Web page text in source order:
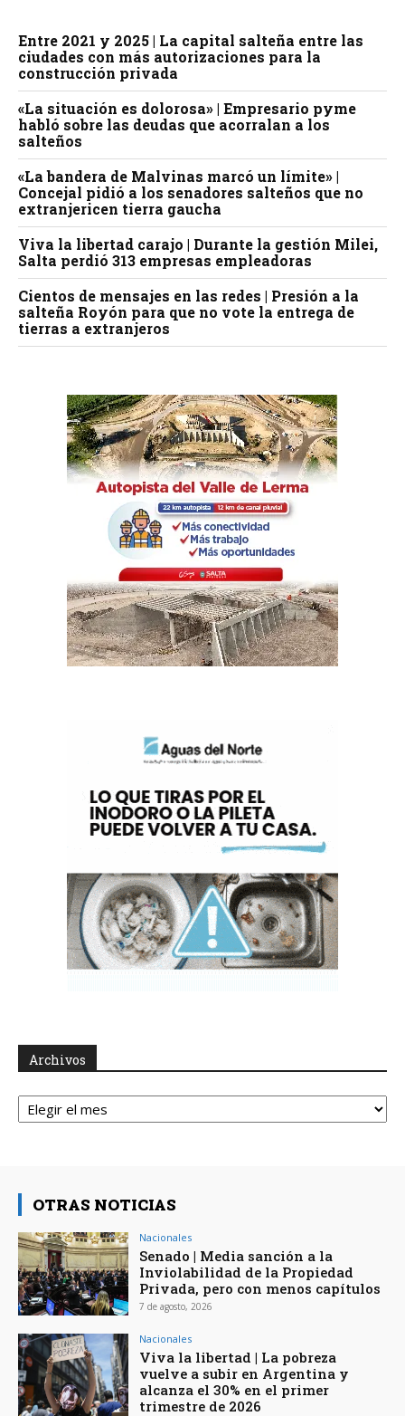
Entre 2021 y 2025 | La capital salteña entre las
ciudades con más autorizaciones para la
construcción privada
«La situación es dolorosa» | Empresario pyme
habló sobre las deudas que acorralan a los
salteños
«La bandera de Malvinas marcó un límite» |
Concejal pidió a los senadores salteños que no
extranjericen tierra gaucha
Viva la libertad carajo | Durante la gestión Milei,
Salta perdió 313 empresas empleadoras
Cientos de mensajes en las redes | Presión a la
salteña Royón para que no vote la entrega de
tierras a extranjeros
Archivos
Archivos
OTRAS NOTICIAS
Nacionales
Senado | Media sanción a la
Inviolabilidad de la Propiedad
Privada, pero con menos capítulos
7 de agosto, 2026
Nacionales
Viva la libertad | La pobreza
vuelve a subir en Argentina y
alcanza el 30% en el primer
trimestre de 2026